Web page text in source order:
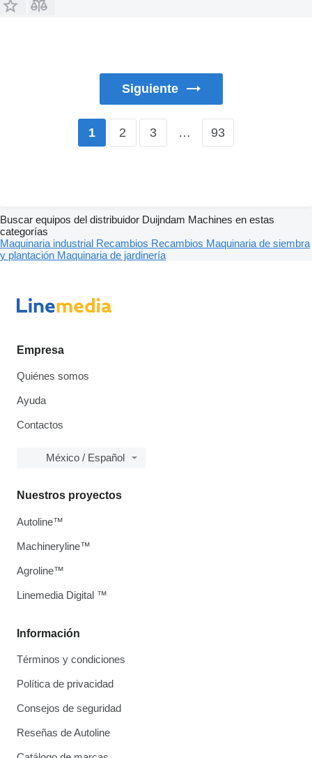
Siguiente
1 2 3 … 93
Buscar equipos del distribuidor Duijndam Machines en estas
categorías
Maquinaria industrial Recambios Recambios Maquinaria de siembra
y plantación Maquinaria de jardinería
Empresa
Quiénes somos
Ayuda
Contactos
México / Español
Información
Términos y condiciones
Política de privacidad
Consejos de seguridad
Reseñas de Autoline
Nuestros proyectos
Autoline™
Machineryline™
Agroline™
Linemedia Digital ™